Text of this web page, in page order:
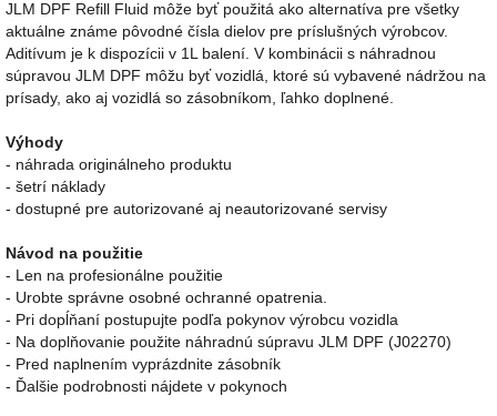
JLM DPF Refill Fluid môže byť použitá ako alternatíva pre všetky
aktuálne známe pôvodné čísla dielov pre príslušných výrobcov.
Aditívum je k dispozícii v 1L balení. V kombinácii s náhradnou
súpravou JLM DPF môžu byť vozidlá, ktoré sú vybavené nádržou na
prísady, ako aj vozidlá so zásobníkom, ľahko doplnené.
Výhody
- náhrada originálneho produktu
- šetrí náklady
- dostupné pre autorizované aj neautorizované servisy
Návod na použitie
- Len na profesionálne použitie
- Urobte správne osobné ochranné opatrenia.
- Pri dopĺňaní postupujte podľa pokynov výrobcu vozidla
- Na doplňovanie použite náhradnú súpravu JLM DPF (J02270)
- Pred naplnením vyprázdnite zásobník
- Ďalšie podrobnosti nájdete v pokynoch